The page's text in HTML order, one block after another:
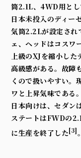
筒2.1L、 4WD用と
日本未投入のディー
気筒2.2Lが設定され
ェ、ヘッドはコスワ
上級のXJを縮小した
高級感がある。故障
くので扱いやすい。
ワと上昇気味である。
日本向けは、セダン
ステートはFWDの
に生産を終了した[3]。